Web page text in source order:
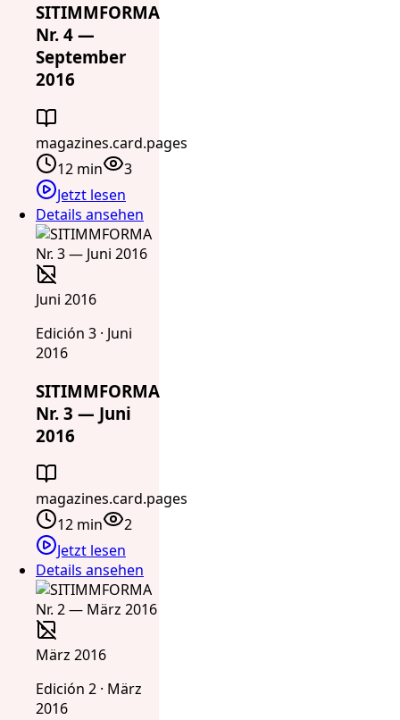
SITIMMFORMA
Nr. 4 —
September
2016
magazines.card.pages
12 min
3
Jetzt lesen
Details ansehen
Juni 2016
Edición 3 · Juni
2016
SITIMMFORMA
Nr. 3 — Juni
2016
magazines.card.pages
12 min
2
Jetzt lesen
Details ansehen
März 2016
Edición 2 · März
2016